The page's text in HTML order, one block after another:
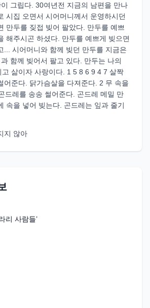
그립다. 30여년전 지금의 남편을 만나
시집 오면서 시어머니께서 운영하시던
만두를 짖접 빚어 팔았다. 만두를 예쁘
해주시곤 하셨다. 만두를 예쁘게 빚으면
... 시어머니와 함께 빚던 만두를 지금은
함께 빚어서 팔고 있다. 만두는 나의
고 삶이자 사랑이다. 1 5 8 6 9 4 7 살짝
어준다. 닭가슴살을 다져준다. 2 무 속을
드레를 송송 썰어준다. 곤드레 메밀 만
속을 넣어 빚는다. 곤드레는 잎과 줄기
지 않아
리 사람들’